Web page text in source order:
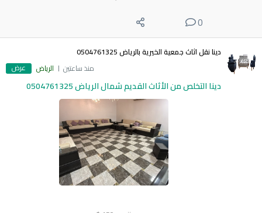
0
دينا نقل اثاث جمعية الخيرية بالرياض 0504761325
منذ ساعتين
الرياض عرض
دينا التخلص من الأثاث القديم شمال الرياض 0504761325